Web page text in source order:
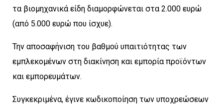
τα βιομηχανικά είδη διαμορφώνεται στα 2.000 ευρώ
(από 5.000 ευρώ που ίσχυε).
Την αποσαφήνιση του βαθμού υπαιτιότητας των
εμπλεκομένων στη διακίνηση και εμπορία προϊόντων
και εμπορευμάτων.
Συγκεκριμένα, έγινε κωδικοποίηση των υποχρεώσεων